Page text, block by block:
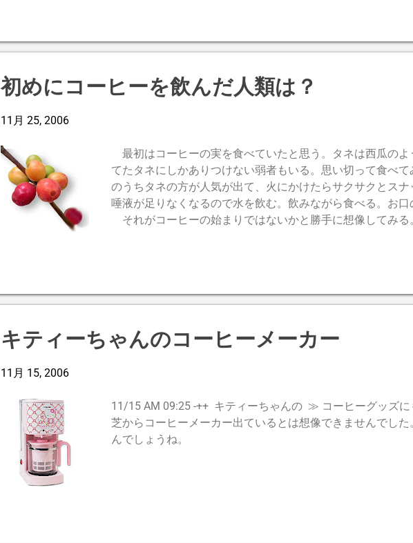
か。 新鮮でなかったら 旨さも半減するだろう。値段が高いのは、外国人には更に
初めにコーヒーを飲んだ人類は？
11月 25, 2006
最初はコーヒーの実を食べていたと思う。タネは西瓜の
てたタネにしかありつけない弱者もいる。思い切って食べ
のうちタネの方が人気が出て、火にかけたらサクサクとスナ
唾液が足りなくなるので水を飲む。飲みながら食べる。お口
それがコーヒーの始まりではないかと勝手に想像してみる
キティーちゃんのコーヒーメーカー
11月 15, 2006
11/15 AM 09:25 -++ キティーちゃんの ≫ コーヒーグッズに
芝からコーヒーメーカー出ているとは想像できませんでし
んでしょうね。